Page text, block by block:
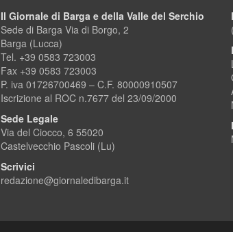
Il Giornale di Barga e della Valle del Serchio
Sede di Barga Via di Borgo, 2
Barga (Lucca)
Tel. +39 0583 723003
Fax +39 0583 723003
P. iva 01726700469 – C.F. 80000910507
Iscrizione al ROC n.7677 del 23/09/2000
Sede Legale
Via del Ciocco, 6 55020
Castelvecchio Pascoli (Lu)
Scrivici
redazione@giornaledibarga.it
(